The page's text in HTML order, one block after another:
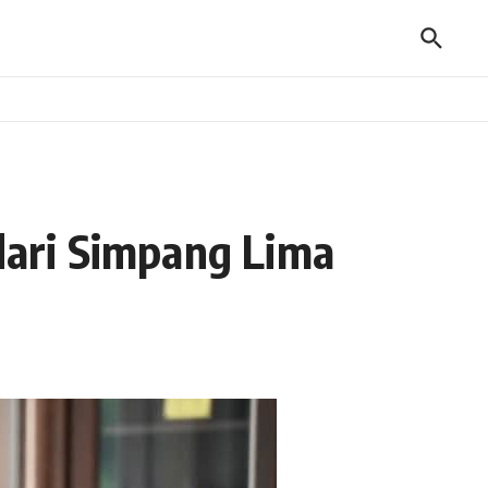
Simpang Lima